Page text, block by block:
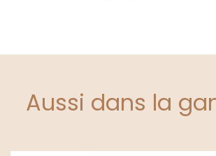
Aussi dans la